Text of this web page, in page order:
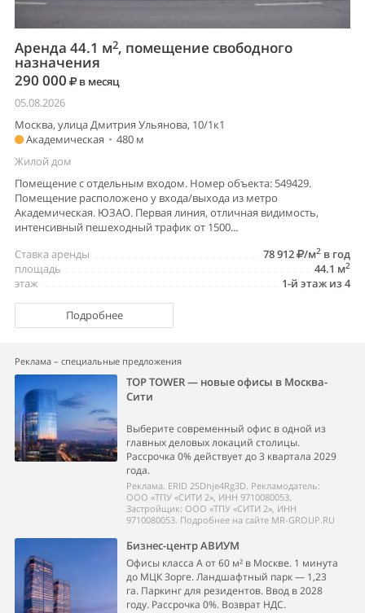
Аренда 44.1 м2, помещение свободного
назначения
290 000
в месяц
05.08.2026
Москва, улица Дмитрия Ульянова, 10/1к1
Академическая • 480 м
Жилой дом
Помещение с отдельным входом. Номер объекта: 549429.
Помещение расположено у входа/выхода из метро
Академическая. ЮЗАО. Первая линия, отличная видимость,
интенсивный пешеходный трафик от 1500...
78 912
/м2 в год
Ставка аренды
44.1 м2
площадь
1-й этаж из 4
этаж
Подробнее
Реклама – специальные предложения
TOP TOWER — новые офисы в Москва-
Сити
Выберите современный офис в одной из
главных деловых локаций столицы.
Рассрочка 0% действует до 3 квартала 2029
года.
Реклама. ERID 2SDnje4Rg3D. Рекламодатель:
ООО «ТПУ «СИТИ 2», ИНН 9710080053.
Застройщик: ООО «ТПУ «СИТИ 2», ИНН
9710080053. Подробнее на сайте MR-GROUP.RU
Бизнес-центр АВИУМ
Офисы класса А от 60 м² в Москве. 1 минута
до МЦК Зорге. Ландшафтный парк — 1,23
га. Паркинг для резидентов. Ввод в 2028
году. Рассрочка 0%. Возврат НДС.